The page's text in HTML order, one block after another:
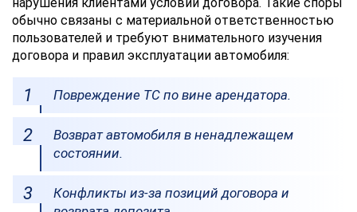
обычно связаны с материальной ответственностью
пользователей и требуют внимательного изучения
договора и правил эксплуатации автомобиля:
Повреждение ТС по вине арендатора.
Возврат автомобиля в ненадлежащем
состоянии.
Конфликты из-за позиций договора и